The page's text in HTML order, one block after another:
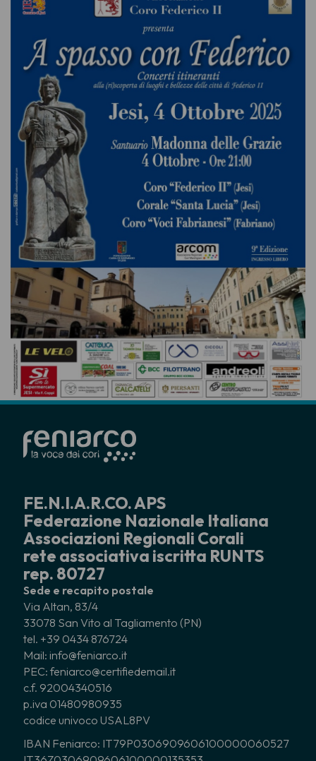
FE.N.I.A.R.CO. APS
Federazione Nazionale Italiana
Associazioni Regionali Corali
rete associativa iscritta RUNTS
rep. 80727
Sede e recapito postale
Via Altan, 83/4
33078 San Vito al Tagliamento (PN)
tel. +39 0434 876724
Mail: info@feniarco.it
PEC: feniarco@certifiedemail.it
c.f. 92004340516
p.iva 01480980935
codice univoco USAL8PV
IBAN Feniarco: IT79P0306909606100000060527